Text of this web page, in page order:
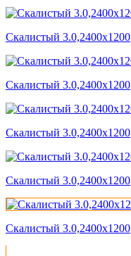
Скалистый 3.0,2400x1200
Скалистый 3.0,2400x1200
Скалистый 3.0,2400x1200
Скалистый 3.0,2400x1200
Скалистый 3.0,2400x1200